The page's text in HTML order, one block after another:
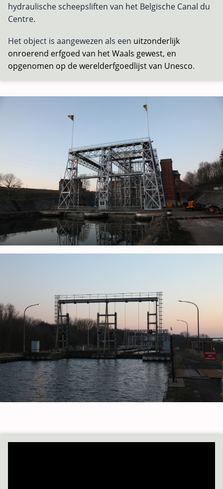
hydraulische scheepsliften van het Belgische Canal du
Centre.
Het object is aangewezen als een uitzonderlijk
onroerend erfgoed van het Waals gewest, en
opgenomen op de werelderfgoedlijst van Unesco.